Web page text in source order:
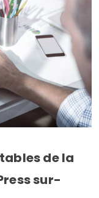
de la
sur-